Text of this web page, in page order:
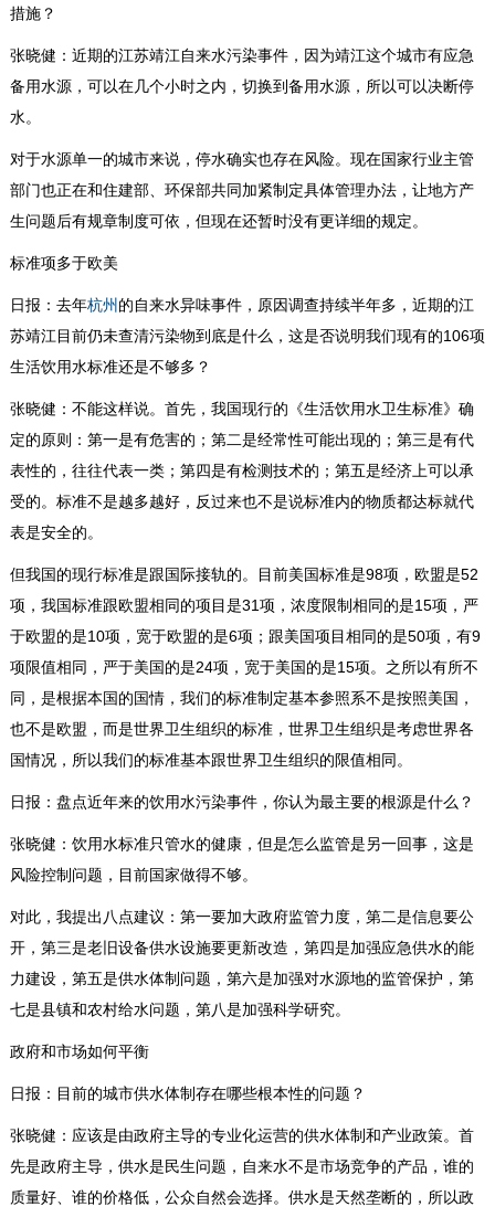
措施？
张晓健：近期的江苏靖江自来水污染事件，因为靖江这个城市有应急
备用水源，可以在几个小时之内，切换到备用水源，所以可以决断停
水。
对于水源单一的城市来说，停水确实也存在风险。现在国家行业主管
部门也正在和住建部、环保部共同加紧制定具体管理办法，让地方产
生问题后有规章制度可依，但现在还暂时没有更详细的规定。
标准项多于欧美
日报：去年杭州 的自来水异味事件，原因调查持续半年多，近期的江
苏靖江目前仍未查清污染物到底是什么，这是否说明我们现有的106项
生活饮用水标准还是不够多？
张晓健：不能这样说。首先，我国现行的《生活饮用水卫生标准》确
定的原则：第一是有危害的；第二是经常性可能出现的；第三是有代
表性的，往往代表一类；第四是有检测技术的；第五是经济上可以承
受的。标准不是越多越好，反过来也不是说标准内的物质都达标就代
表是安全的。
但我国的现行标准是跟国际接轨的。目前美国标准是98项，欧盟是52
项，我国标准跟欧盟相同的项目是31项，浓度限制相同的是15项，严
于欧盟的是10项，宽于欧盟的是6项；跟美国项目相同的是50项，有9
项限值相同，严于美国的是24项，宽于美国的是15项。之所以有所不
同，是根据本国的国情，我们的标准制定基本参照系不是按照美国，
也不是欧盟，而是世界卫生组织的标准，世界卫生组织是考虑世界各
国情况，所以我们的标准基本跟世界卫生组织的限值相同。
日报：盘点近年来的饮用水污染事件，你认为最主要的根源是什么？
张晓健：饮用水标准只管水的健康，但是怎么监管是另一回事，这是
风险控制问题，目前国家做得不够。
对此，我提出八点建议：第一要加大政府监管力度，第二是信息要公
开，第三是老旧设备供水设施要更新改造，第四是加强应急供水的能
力建设，第五是供水体制问题，第六是加强对水源地的监管保护，第
七是县镇和农村给水问题，第八是加强科学研究。
政府和市场如何平衡
日报：目前的城市供水体制存在哪些根本性的问题？
张晓健：应该是由政府主导的专业化运营的供水体制和产业政策。首
先是政府主导，供水是民生问题，自来水不是市场竞争的产品，谁的
质量好、谁的价格低，公众自然会选择。供水是天然垄断的，所以政